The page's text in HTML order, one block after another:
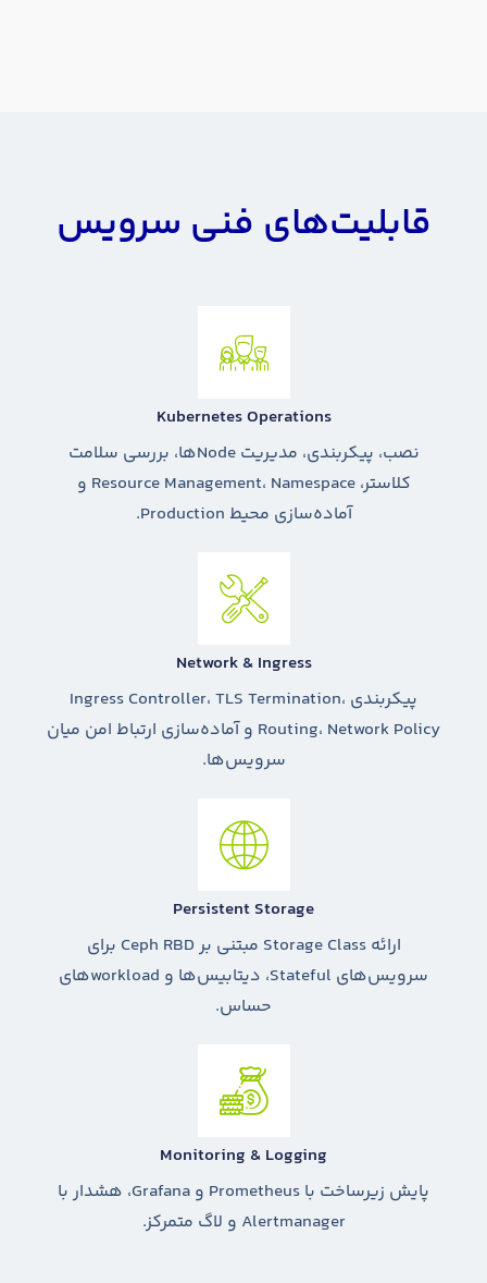
قابلیت‌های فنی سرویس
Kubernetes Operations
نصب، پیکربندی، مدیریت Nodeها، بررسی سلامت
کلاستر، Resource Management، Namespace و
آماده‌سازی محیط Production.
Network & Ingress
پیکربندی Ingress Controller، TLS Termination،
Routing، Network Policy و آماده‌سازی ارتباط امن میان
سرویس‌ها.
Persistent Storage
ارائه Storage Class مبتنی بر Ceph RBD برای
سرویس‌های Stateful، دیتابیس‌ها و workloadهای
حساس.
Monitoring & Logging
پایش زیرساخت با Prometheus و Grafana، هشدار با
Alertmanager و لاگ متمرکز.